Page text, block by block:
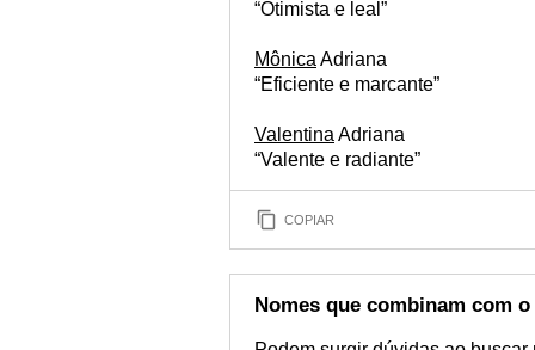
“Otimista e leal”
Mônica Adriana
“Eficiente e marcante”
Valentina Adriana
“Valente e radiante”
COPIAR
Nomes que combinam com